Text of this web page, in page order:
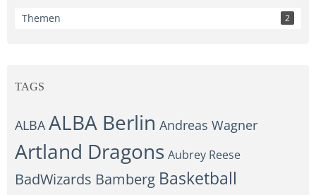
Themen 2
TAGS
ALBA ALBA Berlin Andreas Wagner
Artland Dragons Aubrey Reese
BadWizards Bamberg Basketball